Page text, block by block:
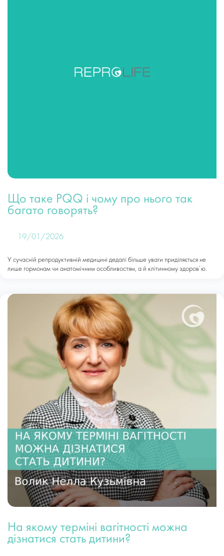
Що таке PQQ і чому про нього так
багато говорять?
19/01/2026
У сучасній репродуктивній медицині дедалі більше уваги приділяється не
лише гормонам чи анатомічним особливостям, а й клітинному здоров’ю.
На якому терміні вагітності можна
дізнатися стать дитини?